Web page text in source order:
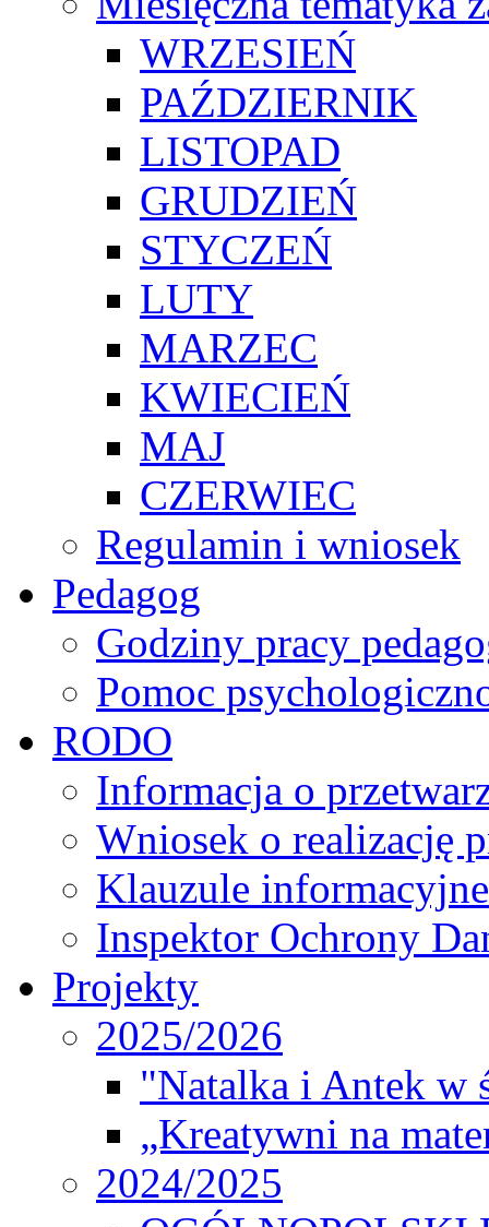
WRZESIEŃ
PAŹDZIERNIK
LISTOPAD
GRUDZIEŃ
STYCZEŃ
LUTY
MARZEC
KWIECIEŃ
MAJ
CZERWIEC
Regulamin i wniosek
Pedagog
Godziny pracy
Pomoc
RODO
Informacja o
Wniosek o realizację
Klauzule informacyjne
Inspektor Ochrony
Projekty
2025/2026
"Natalka i Antek w
„Kreatywni na
2024/2025